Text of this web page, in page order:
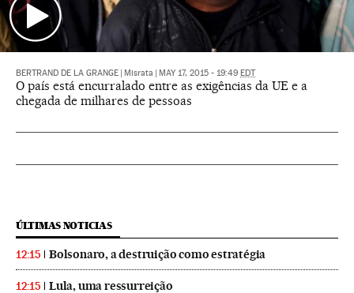
BERTRAND DE LA GRANGE Misrata MAY 17, 2015 - 19:49 EDT
O país está encurralado entre as exigências da UE e a
chegada de milhares de pessoas
ÚLTIMAS NOTICIAS
12:15 Bolsonaro, a destruição como estratégia
12:15 Lula, uma ressurreição